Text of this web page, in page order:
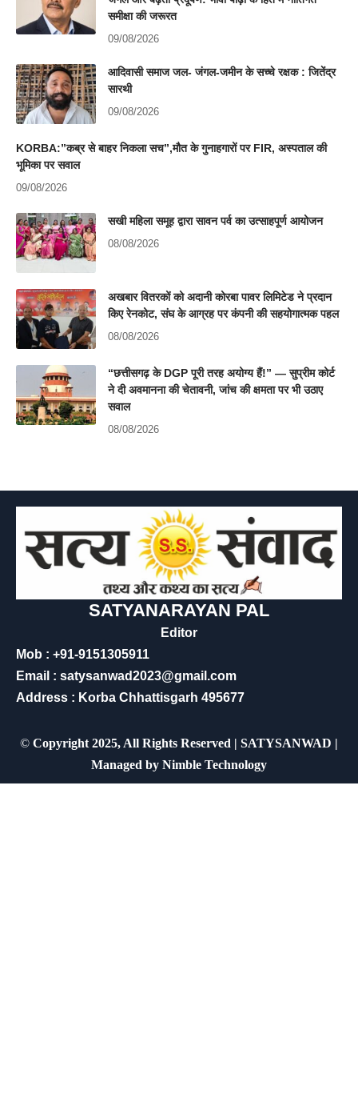
समीक्षा की जरूरत
09/08/2026
आदिवासी समाज जल- जंगल-जमीन के सच्चे रक्षक : जितेंद्र
सारथी
09/08/2026
KORBA:”कब्र से बाहर निकला सच”,मौत के गुनाहगारों पर FIR, अस्पताल की
भूमिका पर सवाल
09/08/2026
सखी महिला समूह द्वारा सावन पर्व का उत्साहपूर्ण आयोजन
08/08/2026
अखबार वितरकों को अदानी कोरबा पावर लिमिटेड ने प्रदान
किए रेनकोट, संघ के आग्रह पर कंपनी की सहयोगात्मक पहल
08/08/2026
“छत्तीसगढ़ के DGP पूरी तरह अयोग्य हैं!” — सुप्रीम कोर्ट
ने दी अवमानना की चेतावनी, जांच की क्षमता पर भी उठाए
सवाल
08/08/2026
SATYANARAYAN PAL
Editor
Mob : +91-9151305911
Email : satysanwad2023@gmail.com
Address : Korba Chhattisgarh 495677
© Copyright 2025, All Rights Reserved | SATYSANWAD |
Managed by Nimble Technology